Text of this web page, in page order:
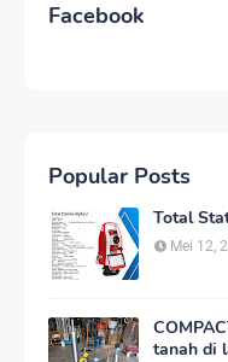
Facebook
Popular Posts
Total
Mei 12,
tanah di